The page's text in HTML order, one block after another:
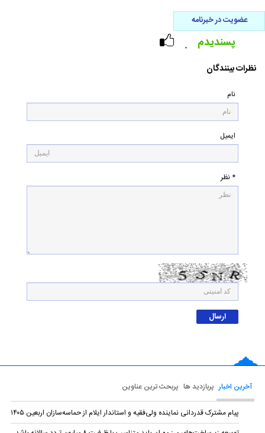
عضویت در خبرنامه
۰ پسندیدم
نظرات بینندگان
نام
ایمیل
* نظر
آخرین اخبار پربازدید ها پربحث ترین عناوین
پیام مشترک قدردانی نماینده ولی‌فقیه و استاندار ایلام از حماسه‌سازان اربعین ۱۴۰۵